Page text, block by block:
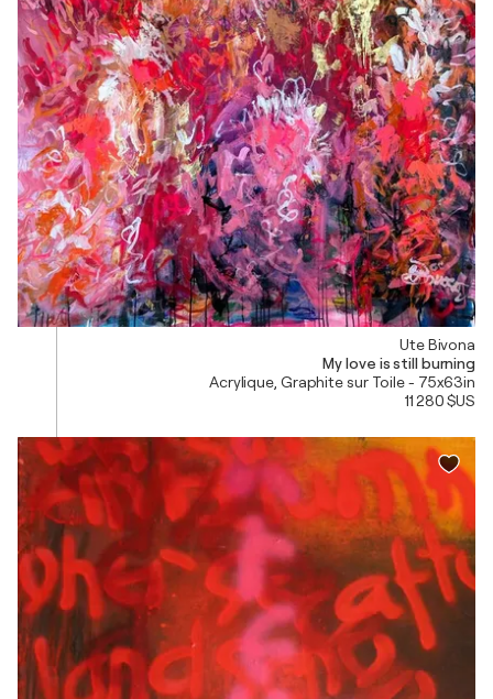
Ute Bivona
My love is still burning
Acrylique, Graphite sur Toile - 75x63in
11 280 $US